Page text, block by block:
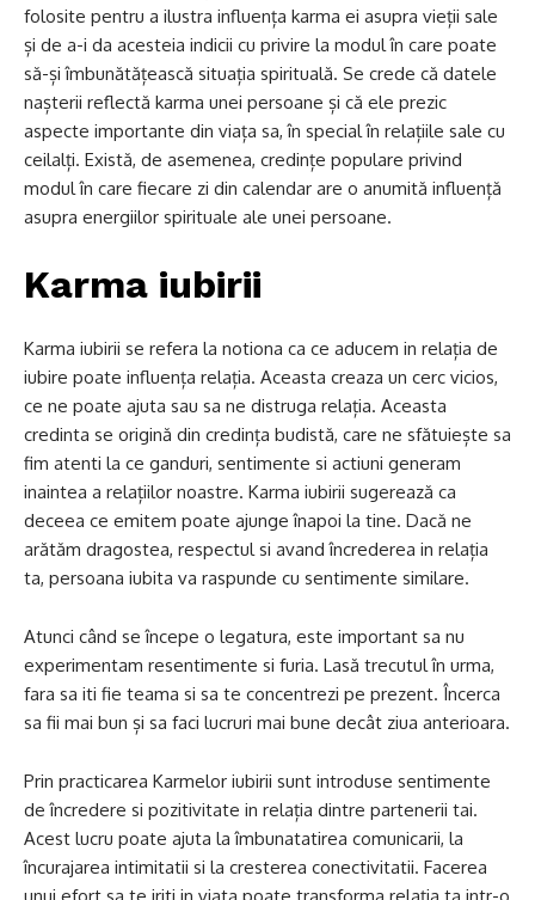
folosite pentru a ilustra influența karma ei asupra vieții sale
și de a-i da acesteia indicii cu privire la modul în care poate
să-și îmbunătățească situația spirituală. Se crede că datele
nașterii reflectă karma unei persoane și că ele prezic
aspecte importante din viața sa, în special în relațiile sale cu
ceilalți. Există, de asemenea, credințe populare privind
modul în care fiecare zi din calendar are o anumită influență
asupra energiilor spirituale ale unei persoane.
Karma iubirii
Karma iubirii se refera la notiona ca ce aducem in relația de
iubire poate influența relația. Aceasta creaza un cerc vicios,
ce ne poate ajuta sau sa ne distruga relația. Aceasta
credinta se origină din credința budistă, care ne sfătuiește sa
fim atenti la ce ganduri, sentimente si actiuni generam
inaintea a relațiilor noastre. Karma iubirii sugerează ca
deceea ce emitem poate ajunge înapoi la tine. Dacă ne
arătăm dragostea, respectul si avand încrederea in relația
ta, persoana iubita va raspunde cu sentimente similare.
Atunci când se începe o legatura, este important sa nu
experimentam resentimente si furia. Lasă trecutul în urma,
fara sa iti fie teama si sa te concentrezi pe prezent. Încerca
sa fii mai bun și sa faci lucruri mai bune decât ziua anterioara.
Prin practicarea Karmelor iubirii sunt introduse sentimente
de încredere si pozitivitate in relația dintre partenerii tai.
Acest lucru poate ajuta la îmbunatatirea comunicarii, la
încurajarea intimitatii si la cresterea conectivitatii. Facerea